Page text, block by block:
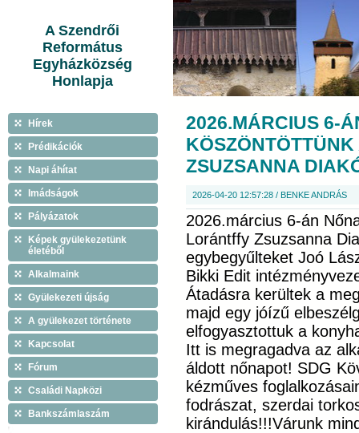
A Szendrői
Református
Egyházközség
Honlapja
Hírek
Prédikációk
Napi áhítat
Imádságok
Pályázatok
Képek gyülekezetünk
életéből
Alkalmaink
Gyülekezeti újság
A gyülekezet története
Kapcsolat
Fórum
Családi Napközi
Bankszámlaszám
2026.MÁRCIUS 6-
ZSUZSANNA
2026-04-20 12:57:28 / BENKE ANDRÁS
2026.március 6-án
Lorántffy Zsuzsanna
egybegyűlteket Joó
Bikki Edit
Átadásra kerültek a
majd egy jóízű
elfogyasztottuk a
Itt is megragadva az
áldott nőnapot! SDG
kézműves
fodrászat, szerdai
kirándulás!!!Várunk